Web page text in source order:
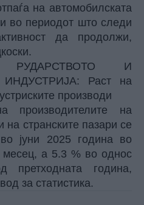
на автомобилската
во периодот што следи
да продолжи,
И
Раст на
производи
производителите на
на странските пазари се
јуни 2025 година во
месец, а 5.3 % во однос
година,
за статистика.